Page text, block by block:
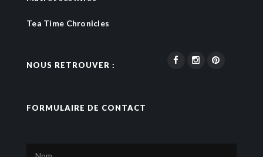
Tea Time Chronicles
NOUS RETROUVER :
FORMULAIRE DE CONTACT